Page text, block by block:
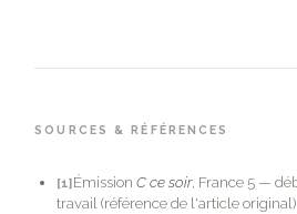
SOURCES & RÉFÉRENCES
[1]ÉmissionC ce soir, France 5 —
travail (référence de l'article original)